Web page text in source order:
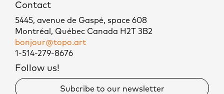
Contact
5445, avenue de Gaspé, space 608
Montréal, Québec Canada H2T 3B2
bonjour@topo.art
1-514-279-8676
Follow us!
Subcribe to our newsletter